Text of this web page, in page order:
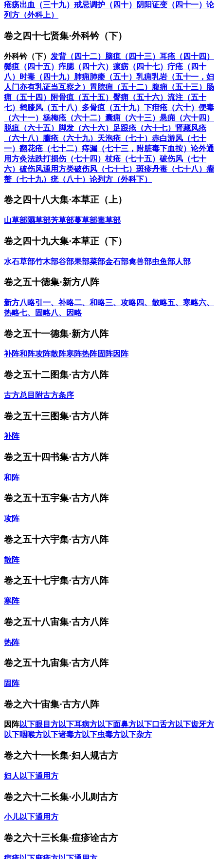
疮疡出血（三十九） 戒忌调护（四十） 阴阳证变（四十一） 论
列方（外科上）
卷之四十七贤集·外科钤（下）
外科钤（下） 发背（四十二） 脑疽（四十三） 耳疮（四十四）
鬓疽（四十五） 痄腮（四十六） 瘰疬（四十七） 疔疮（四十
八）
时毒（四十九） 肺痈肺痿（五十） 乳痈乳岩（五十一，妇
人门亦有乳证当互察之）
胃脘痈（五十二） 腹痈（五十三） 肠
痈（五十四）
附骨疽（五十五） 臀痈（五十六） 流注（五十
七） 鹤膝风（五十八） 多骨疽（五十九） 下疳疮（六十） 便毒
（六十一） 杨梅疮（六十二） 囊痈（六十三） 悬痈（六十四）
脱疽（六十五） 脚发（六十六） 足跟疮（六十七） 肾藏风疮
（六十八） 臁疮（六十九） 天泡疮（七十） 赤白游风（七十
一） 翻花疮（七十二） 痔漏（七十三，附脏毒下血按） 论外通
用方灸法跌打损伤（七十四） 杖疮（七十五） 破伤风（七十
六） 破伤风通用方类破伤风（七十七） 斑疹丹毒（七十八） 瘤
赘（七十九） 疣（八十） 论列方（外科下）
卷之四十八大集·本草正（上）
山草部隰草部芳草部蔓草部毒草部
卷之四十九大集·本草正（下）
水石草部竹木部谷部果部菜部金石部禽兽部虫鱼部人部
卷之五十德集·新方八阵
新方八略引 一、补略二、和略三、攻略四、散略五、寒略六、
热略七、固略八、因略
卷之五十一德集·新方八阵
补阵和阵攻阵散阵寒阵热阵固阵因阵
卷之五十二图集·古方八阵
古方总目 附古方条序
卷之五十三图集·古方八阵
补阵
卷之五十四书集·古方八阵
和阵
卷之五十五宇集·古方八阵
攻阵
卷之五十六宇集·古方八阵
散阵
卷之五十七宇集·古方八阵
寒阵
卷之五十八宙集·古方八阵
热阵
卷之五十九宙集·古方八阵
固阵
卷之六十宙集·古方八阵
因阵以下眼目方以下耳病方以下面鼻方以下口舌方以下齿牙方
以下咽喉方以下诸毒方以下虫毒方以下杂方
卷之六十一长集·妇人规古方
妇人 以下通用方
卷之六十二长集·小儿则古方
小儿以下通用方
卷之六十三长集·痘疹诠古方